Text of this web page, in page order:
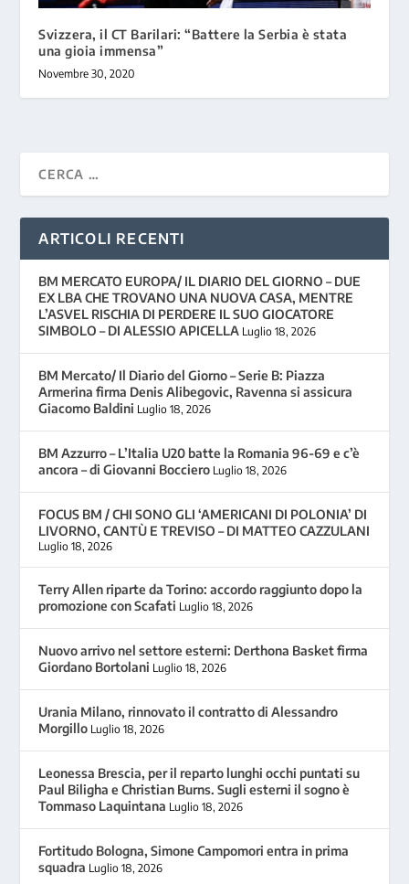
Svizzera, il CT Barilari: “Battere la Serbia è stata
una gioia immensa”
Novembre 30, 2020
ARTICOLI RECENTI
BM MERCATO EUROPA/ IL DIARIO DEL GIORNO – DUE
EX LBA CHE TROVANO UNA NUOVA CASA, MENTRE
L’ASVEL RISCHIA DI PERDERE IL SUO GIOCATORE
SIMBOLO – DI ALESSIO APICELLA Luglio 18, 2026
BM Mercato/ Il Diario del Giorno – Serie B: Piazza
Armerina firma Denis Alibegovic, Ravenna si assicura
Giacomo Baldini Luglio 18, 2026
BM Azzurro – L’Italia U20 batte la Romania 96-69 e c’è
ancora – di Giovanni Bocciero Luglio 18, 2026
FOCUS BM / CHI SONO GLI ‘AMERICANI DI POLONIA’ DI
LIVORNO, CANTÙ E TREVISO – DI MATTEO CAZZULANI
Luglio 18, 2026
Terry Allen riparte da Torino: accordo raggiunto dopo la
promozione con Scafati Luglio 18, 2026
Nuovo arrivo nel settore esterni: Derthona Basket firma
Giordano Bortolani Luglio 18, 2026
Urania Milano, rinnovato il contratto di Alessandro
Morgillo Luglio 18, 2026
Leonessa Brescia, per il reparto lunghi occhi puntati su
Paul Biligha e Christian Burns. Sugli esterni il sogno è
Tommaso Laquintana Luglio 18, 2026
Fortitudo Bologna, Simone Campomori entra in prima
squadra Luglio 18, 2026